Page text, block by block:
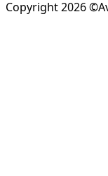
Copyright 2026